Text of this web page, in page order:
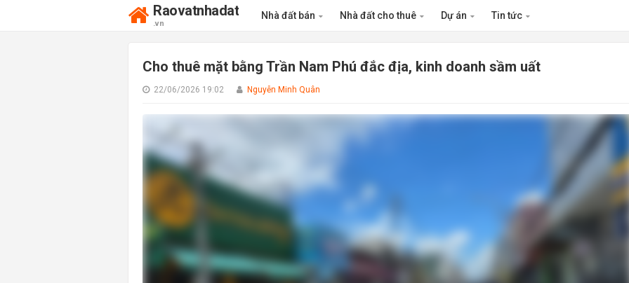
Raovatnhadat
.vn
Nhà đất bán Nhà đất cho thuê Dự án Tin tức
Cho thuê mặt bằng Trần Nam Phú đắc địa, kinh doanh sầm uất
22/06/2026 19:02 Nguyễn Minh Quân